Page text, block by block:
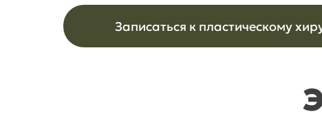
Записаться к пластическому